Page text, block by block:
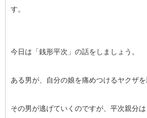
す。
今日は「銭形平次」の話をしましょう。
ある男が、自分の娘を痛めつけるヤクザを
その男が逃げていくのですが、平次親分